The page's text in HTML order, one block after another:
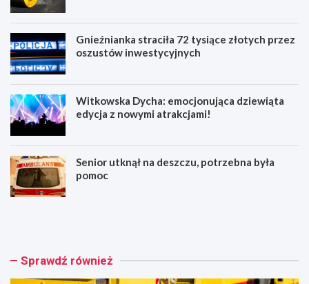
Gnieźnianka straciła 72 tysiące złotych przez
oszustów inwestycyjnych
Witkowska Dycha: emocjonująca dziewiąta
edycja z nowymi atrakcjami!
Senior utknął na deszczu, potrzebna była
pomoc
I
p
G
n Sprawdź również